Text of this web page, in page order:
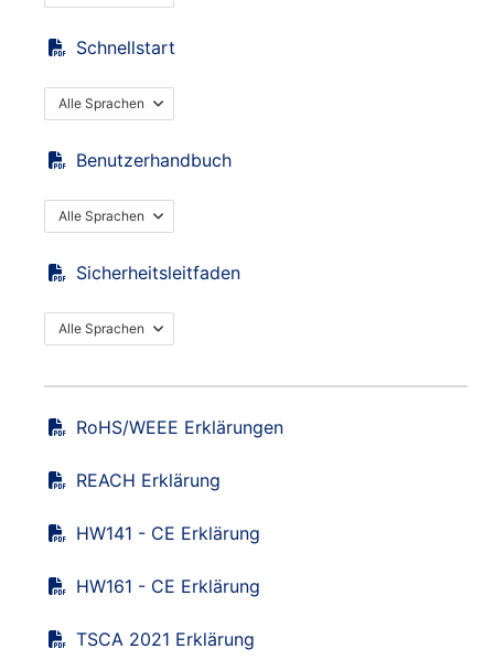
Schnellstart
Alle Sprachen
Benutzerhandbuch
Alle Sprachen
Sicherheitsleitfaden
Alle Sprachen
RoHS/WEEE Erklärungen
REACH Erklärung
HW141 - CE Erklärung
HW161 - CE Erklärung
TSCA 2021 Erklärung